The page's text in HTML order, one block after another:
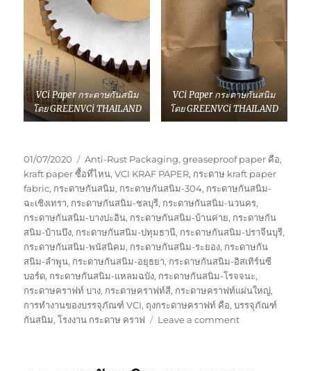
VCi Paper กระดาษกันสนิม
โดย GREENVCi THAILAND
VCi Paper กระดาษกันสนิม
โดย GREENVCi THAILAND
Posted
on
01/07/2020 Tags
Anti-Rust Packaging,greaseproof paper คือ,
kraft paper ซื้อที่ไหน,VCI KRAF PAPER, กระดาษ kraft paper
fabric, กระดาษกันสนิม, กระดาษกันสนิม-304, กระดาษกันสนิม-
ฉะเชิงเทรา, กระดาษกันสนิม-ชลบุรี, กระดาษกันสนิม-นวนคร,
กระดาษกันสนิม-บางปะอิน, กระดาษกันสนิม-บ้านค่าย, กระดาษกัน
สนิม-บ้านบึง, กระดาษกันสนิม-ปทุมธานี, กระดาษกันสนิม-ปราจีนบุรี,
กระดาษกันสนิม-พนัสนิคม, กระดาษกันสนิม-ระยอง, กระดาษกัน
สนิม-ลำพูน, กระดาษกันสนิม-อยุธยา, กระดาษกันสนิม-อิสเทิร์นซี
บอร์ด, กระดาษกันสนิม-แหลมฉบัง, กระดาษกันสนิม-โรจจนะ,
กระดาษคราฟท์ บาง, กระดาษคราฟท์สี, กระดาษคราฟท์แผ่นใหญ่,
การทำงานของบรรจุภัณฑ์ VCI, ถุงกระดาษคราฟท์ คือ,บรรจุภัณฑ์
กันสนิม,โรงงาน กระดาษ คราฟ Leave a commenton